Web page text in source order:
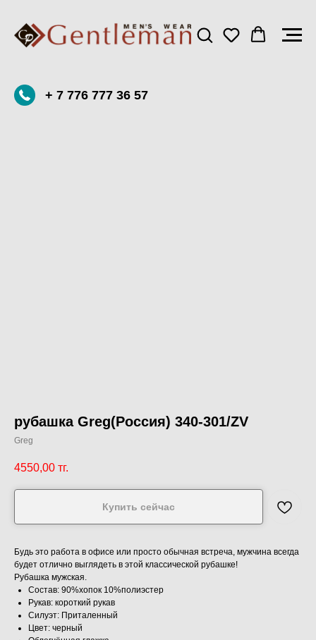
+ 7 776 777 36 57
рубашка Greg(Россия) 340-301/ZV
Greg
4550,00 тг.
Купить сейчас
Будь это работа в офисе или просто обычная встреча, мужчина всегда
будет отлично выглядеть в этой классической рубашке!
Рубашка мужская.
Состав: 90%хопок 10%полиэстер
Рукав: короткий рукав
Силуэт: Приталенный
Цвет: черный